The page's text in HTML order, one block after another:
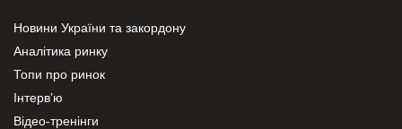
Новини України та закордону
Аналітика ринку
Топи про ринок
Інтерв’ю
Відео-тренінги